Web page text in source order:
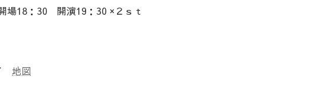
場18：30 開演19：30 ×２ｓｔ
地図